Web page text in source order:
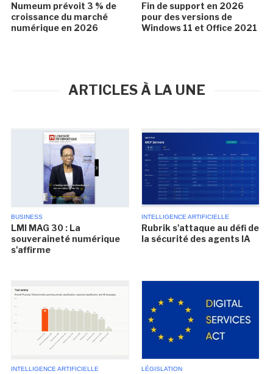
Numeum prévoit 3 % de
croissance du marché
numérique en 2026
Fin de support en 2026
pour des versions de
Windows 11 et Office 2021
ARTICLES À LA UNE
BUSINESS
LMI MAG 30 : La
souveraineté numérique
s'affirme
INTELLIGENCE ARTIFICIELLE
Rubrik s'attaque au défi de
la sécurité des agents IA
INTELLIGENCE ARTIFICIELLE LÉGISLATION